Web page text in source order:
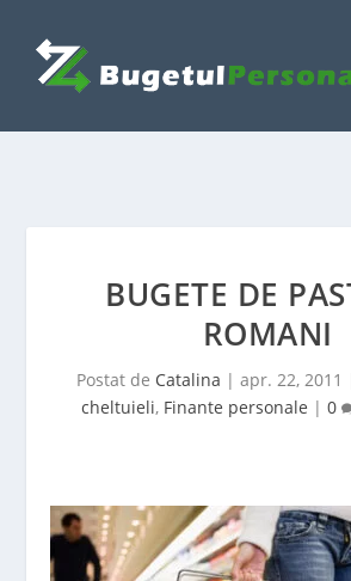
BUGETE DE
ROMANI
Postat de Catalina | apr. 22, 2011
cheltuieli, Finante personale | 0